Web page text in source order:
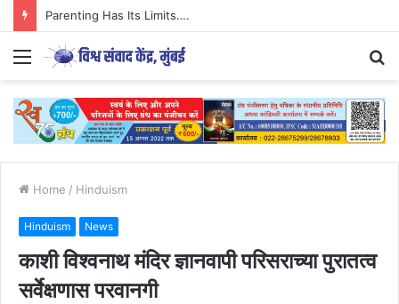
Parenting Has Its Limits….
Menu
Home / Hinduism
Hinduism News
काशी विश्वनाथ मंदिर ज्ञानवापी परिसराच्या पुरातत्व
सर्वेक्षणास परवानगी